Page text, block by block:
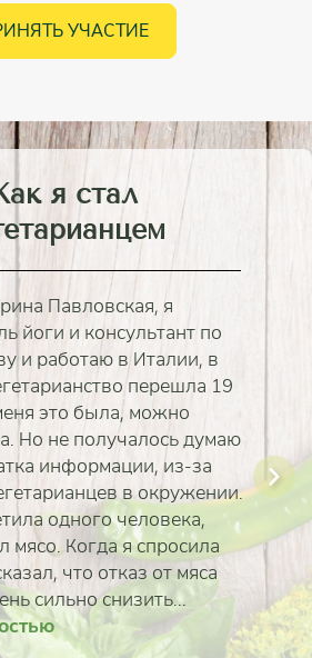
УЧАСТИЕ
я стал
Павловская, я
йоги и консультант по
и работаю в Италии, в
перешла 19
это была, можно
Но не получалось думаю
информации, из-за
в окружении.
одного человека,
мясо. Когда я спросила
что отказ от мяса
сильно снизить...
полностью
полностью
полностью
полностью
полностью
полностью